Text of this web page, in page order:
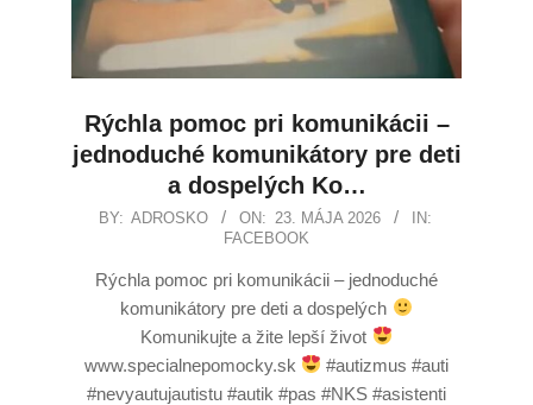
Rýchla pomoc pri komunikácii –
jednoduché komunikátory pre deti
a dospelých Ko…
BY: ADROSKO ON: 23. MÁJA 2026
IN:
FACEBOOK
Rýchla pomoc pri komunikácii – jednoduché
komunikátory pre deti a dospelých
Komunikujte a žite lepší život
www.specialnepomocky.sk
#autizmus #auti
#nevyautujautistu #autik #pas #NKS #asistenti